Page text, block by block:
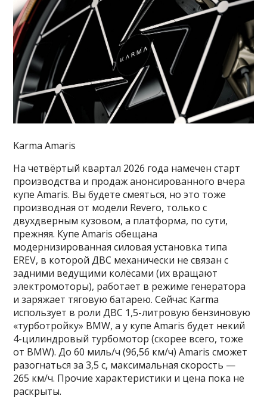
Karma Amaris
На четвёртый квартал 2026 года намечен старт
производства и продаж анонсированного вчера
купе Amaris. Вы будете смеяться, но это тоже
производная от модели Revero, только с
двухдверным кузовом, а платформа, по сути,
прежняя. Купе Amaris обещана
модернизированная силовая установка типа
EREV, в которой ДВС механически не связан с
задними ведущими колёсами (их вращают
электромоторы), работает в режиме генератора
и заряжает тяговую батарею. Сейчас Karma
использует в роли ДВС 1,5-литровую бензиновую
«турботройку» BMW, а у купе Amaris будет некий
4-цилиндровый турбомотор (скорее всего, тоже
от BMW). До 60 миль/ч (96,56 км/ч) Amaris сможет
разогнаться за 3,5 с, максимальная скорость —
265 км/ч. Прочие характеристики и цена пока не
раскрыты.